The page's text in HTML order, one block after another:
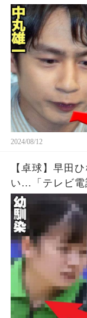
期の若い頃か
2024/08/12
【卓球】早田
い…「テレビ電
得した早田選
の事実に驚き
子シングルス】